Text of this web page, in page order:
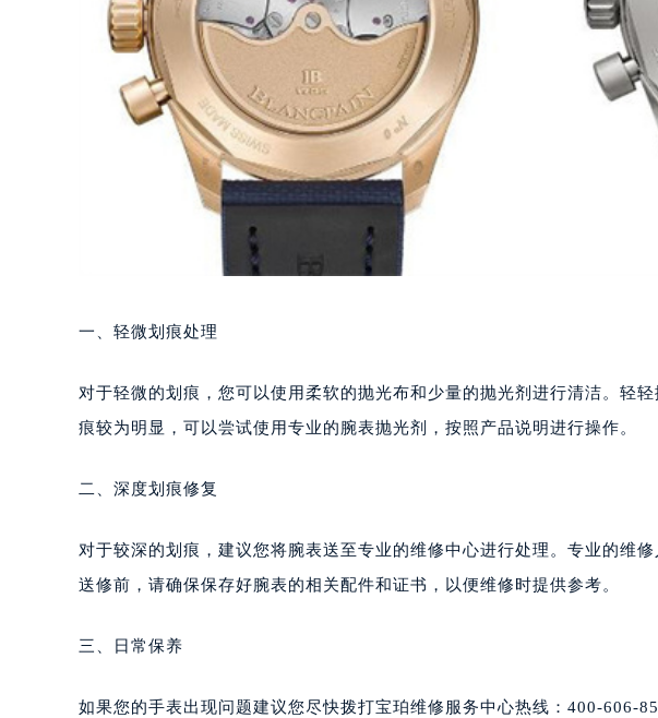
一、轻微划痕处理
对于轻微的划痕，您可以使用柔软的抛光布和少量的抛光剂进行清洁。轻
痕较为明显，可以尝试使用专业的腕表抛光剂，按照产品说明进行操作。
二、深度划痕修复
对于较深的划痕，建议您将腕表送至专业的维修中心进行处理。专业的维
送修前，请确保保存好腕表的相关配件和证书，以便维修时提供参考。
三、日常保养
如果您的手表出现问题建议您尽快拨打宝珀维修服务中心热线：400-606-